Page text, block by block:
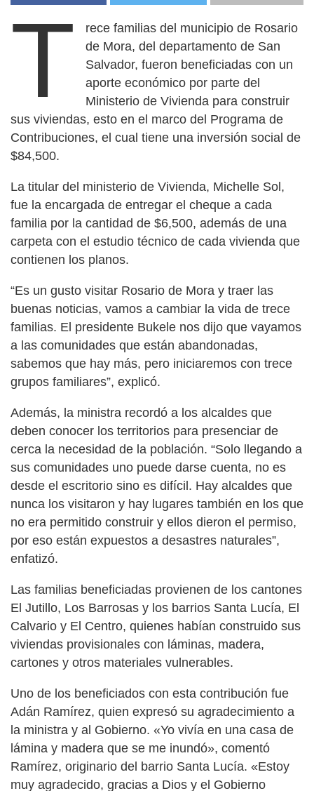
T
rece familias del municipio de Rosario
de Mora, del departamento de San
Salvador, fueron beneficiadas con un
aporte económico por parte del
Ministerio de Vivienda para construir
sus viviendas, esto en el marco del Programa de
Contribuciones, el cual tiene una inversión social de
$84,500.
La titular del ministerio de Vivienda, Michelle Sol,
fue la encargada de entregar el cheque a cada
familia por la cantidad de $6,500, además de una
carpeta con el estudio técnico de cada vivienda que
contienen los planos.
“Es un gusto visitar Rosario de Mora y traer las
buenas noticias, vamos a cambiar la vida de trece
familias. El presidente Bukele nos dijo que vayamos
a las comunidades que están abandonadas,
sabemos que hay más, pero iniciaremos con trece
grupos familiares”, explicó.
Además, la ministra recordó a los alcaldes que
deben conocer los territorios para presenciar de
cerca la necesidad de la población. “Solo llegando a
sus comunidades uno puede darse cuenta, no es
desde el escritorio sino es difícil. Hay alcaldes que
nunca los visitaron y hay lugares también en los que
no era permitido construir y ellos dieron el permiso,
por eso están expuestos a desastres naturales”,
enfatizó.
Las familias beneficiadas provienen de los cantones
El Jutillo, Los Barrosas y los barrios Santa Lucía, El
Calvario y El Centro, quienes habían construido sus
viviendas provisionales con láminas, madera,
cartones y otros materiales vulnerables.
Uno de los beneficiados con esta contribución fue
Adán Ramírez, quien expresó su agradecimiento a
la ministra y al Gobierno. «Yo vivía en una casa de
lámina y madera que se me inundó», comentó
Ramírez, originario del barrio Santa Lucía. «Estoy
muy agradecido, gracias a Dios y el Gobierno